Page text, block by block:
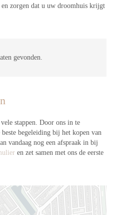
zorgen dat u uw droomhuis krijgt
gevonden.
stappen. Door ons in te
begeleiding bij het kopen van
vandaag nog een afspraak in bij
en zet samen met ons de eerste